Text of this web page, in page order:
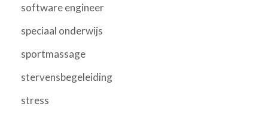
software engineer
speciaal onderwijs
sportmassage
stervensbegeleiding
stress